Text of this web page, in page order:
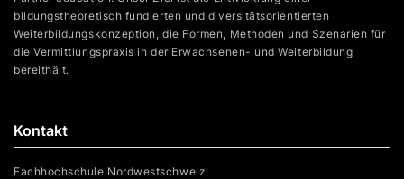
Kontakt
Fachhochschule Nordwestschweiz
bildungstheoretisch fundierten und diversitätsorientierten
Weiterbildungskonzeption, die Formen, Methoden und Szenarien für
die Vermittlungspraxis in der Erwachsenen- und Weiterbildung
bereithält.